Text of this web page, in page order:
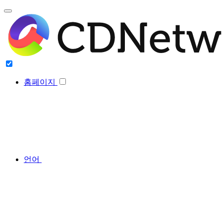
홈페이지
언어